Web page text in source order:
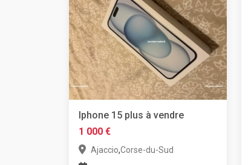
Iphone 15 plus à vendre
1 000 €
Ajaccio,Corse-du-Sud